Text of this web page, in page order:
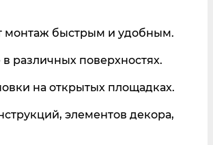
монтаж быстрым и удобным.
различных поверхностях.
на открытых площадках.
элементов декора,